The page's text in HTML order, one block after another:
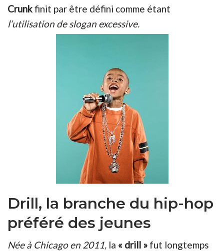
Crunkfinit par être défini comme étant
l’utilisation de slogan excessive.
Drill, la branche du hip-hop
préféré des jeunes
Née à Chicago en 2011, la « drill » fut longtemps